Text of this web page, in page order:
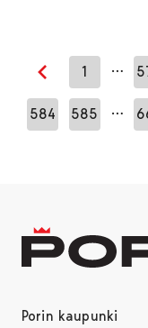
Edellinen sivu
1 …
584 585 …
Porin kaupunki